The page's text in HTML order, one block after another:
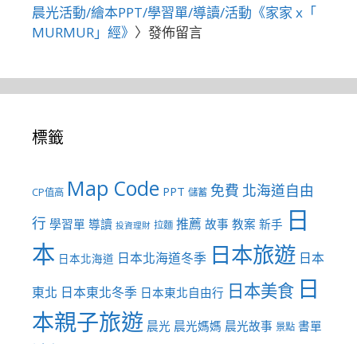
晨光活動/繪本PPT/學習單/導讀/活動《家家 x「
MURMUR」經》 〉發佈留言
標籤
CP值高 Map Code PPT 儲蓄 免費 北海道自由
行 學習單 導讀 投資理財 拉麵 推薦 故事 教案 新手 日
本 日本北海道 日本北海道冬季 日本旅遊 日本
東北 日本東北冬季 日本東北自由行 日本美食 日
本親子旅遊 晨光 晨光媽媽 晨光故事 景點 書單